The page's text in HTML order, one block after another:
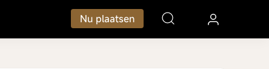
Nu plaatsen